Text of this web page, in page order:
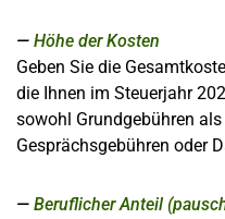
Höhe der Kosten
Geben Sie die
die Ihnen im Steuerjahr
sowohl Grundgebühren
Gesprächsgebühren oder
Beruflicher Anteil